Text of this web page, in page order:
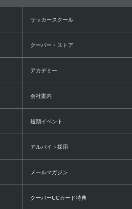
サッカースクール
クーバー・ストア
アカデミー
会社案内
短期イベント
アルバイト採用
メールマガジン
クーバーUCカード特典